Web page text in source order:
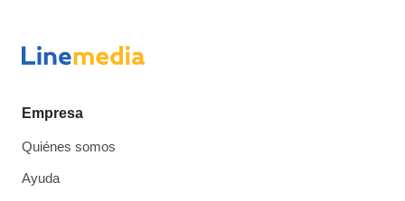
Empresa
Quiénes somos
Ayuda